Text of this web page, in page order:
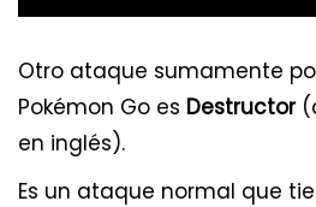
Otro ataque sumamente
Pokémon Go es Destructor
en inglés).
Es un ataque normal que